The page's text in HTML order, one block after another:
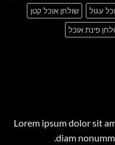
עגול
שולחן אוכל קטן
פינת אוכל
Lorem ipsum dolor sit
diam